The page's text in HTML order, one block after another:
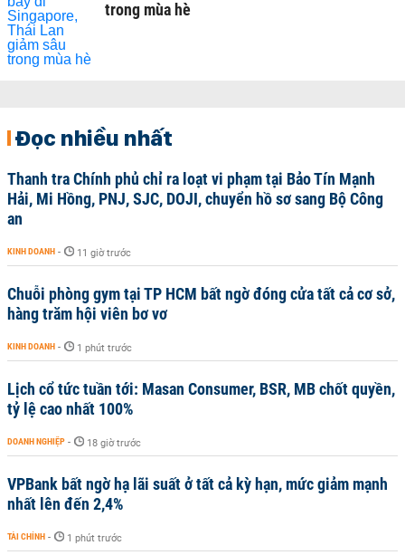
trong mùa hè
Đọc nhiều nhất
Thanh tra Chính phủ chỉ ra loạt vi phạm tại Bảo Tín Mạnh
Hải, Mi Hồng, PNJ, SJC, DOJI, chuyển hồ sơ sang Bộ Công
an
KINH DOANH - 11 giờ trước
Chuỗi phòng gym tại TP HCM bất ngờ đóng cửa tất cả cơ sở,
hàng trăm hội viên bơ vơ
KINH DOANH - 1 phút trước
Lịch cổ tức tuần tới: Masan Consumer, BSR, MB chốt quyền,
tỷ lệ cao nhất 100%
DOANH NGHIỆP - 18 giờ trước
VPBank bất ngờ hạ lãi suất ở tất cả kỳ hạn, mức giảm mạnh
nhất lên đến 2,4%
TÀI CHÍNH - 1 phút trước